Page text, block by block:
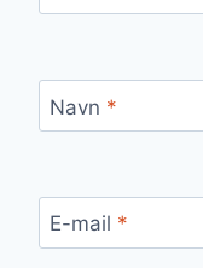
Navn *
E-mail *